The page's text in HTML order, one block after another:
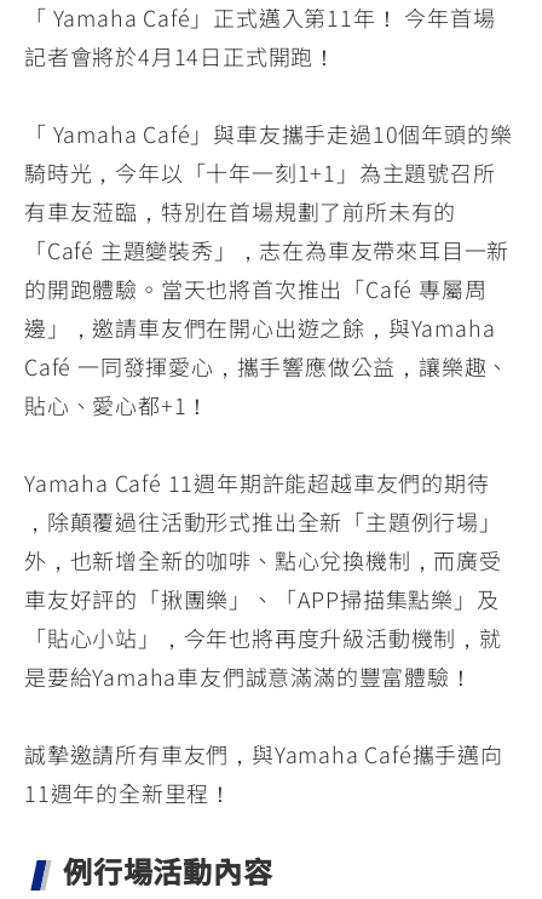
YZF-R15
550+
MT-
03
MT-
15
150
AUGUR
2.0
150
RS NEO
「 Yamaha Café」正式邁入第11年！ 今年首場
記者會將於4月14日正式開跑！
「 Yamaha Café」與車友攜手走過10個年頭的樂
騎時光，今年以「十年一刻1+1」為主題號召所
有車友蒞臨，特別在首場規劃了前所未有的
「Café 主題變裝秀」，志在為車友帶來耳目一新
的開跑體驗。當天也將首次推出「Café 專屬周
邊」，邀請車友們在開心出遊之餘，與Yamaha
Café 一同發揮愛心，攜手響應做公益，讓樂趣、
貼心、愛心都+1！
Yamaha Café 11週年期許能超越車友們的期待
，除顛覆過往活動形式推出全新「主題例行場」
外，也新增全新的咖啡、點心兌換機制，而廣受
車友好評的「揪團樂」、「APP掃描集點樂」及
「貼心小站」，今年也將再度升級活動機制，就
是要給Yamaha車友們誠意滿滿的豐富體驗！
誠摯邀請所有車友們，與Yamaha Café攜手邁向
11週年的全新里程！
例行場活動內容